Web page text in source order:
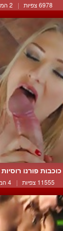
6978 צפיות | 2 המלצות
כוכבות פורנו
11555 צפיות | 4 המלצות